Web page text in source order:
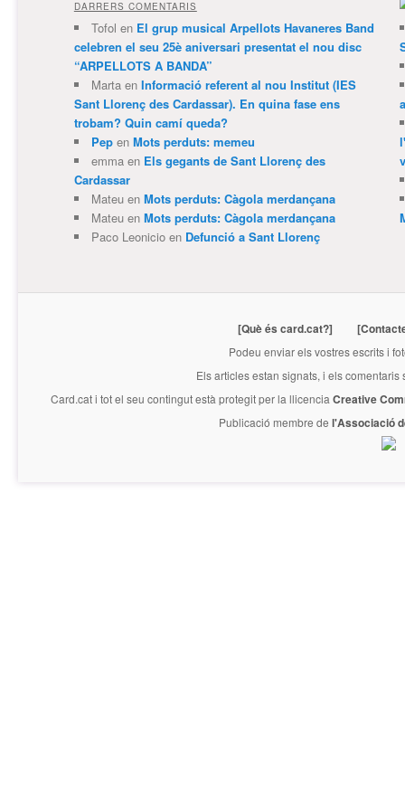
DARRERS COMENTARIS
Tofol en El grup musical Arpellots Havaneres Band
celebren el seu 25è aniversari presentat el nou disc
“ARPELLOTS A BANDA”
Martaen Informació referent al nou Institut (IES
Sant Llorenç des Cardassar). En quina fase ens
trobam? Quin camí queda?
Pepen Mots perduts: memeu
emmaen Els gegants de Sant Llorenç des
Cardassar
Mateuen Mots perduts: Càgola merdançana
Mateuen Mots perduts: Càgola merdançana
Paco Leonicioen Defunció a Sant Llorenç
[Què és card.cat?]
Podeu enviar els vostres escrits i
Els articles estan signats, i els
Card.cati tot el seu contingut està protegit per la llicencia Creative
Publicació membre de l'Associació